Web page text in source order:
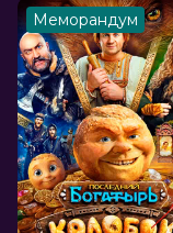
Меморандум